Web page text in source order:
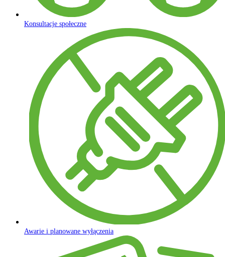
Konsultacje społeczne
Awarie i planowane wyłączenia